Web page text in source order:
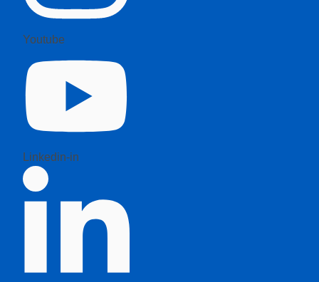
Youtube
Linkedin-in